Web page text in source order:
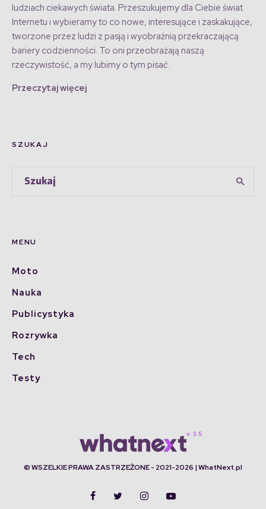
ludziach ciekawych świata. Przeszukujemy dla Ciebie świat
Internetu i wybieramy to co nowe, interesujące i zaskakujące,
tworzone przez ludzi z pasją i wyobraźnią przekraczającą
bariery codzienności. To oni przeobrażają naszą
rzeczywistość, a my lubimy o tym pisać.
Przeczytaj więcej
SZUKAJ
MENU
Moto
Nauka
Publicystyka
Rozrywka
Tech
Testy
© WSZELKIE PRAWA ZASTRZEŻONE - 2021-2026 | WhatNext.pl